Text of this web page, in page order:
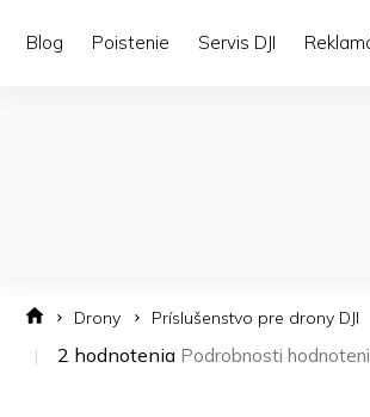
Blog Poistenie Servis DJI
Drony Príslušenstvo pre drony DJI
Priemerné
2 hodnotenia Podrobnosti